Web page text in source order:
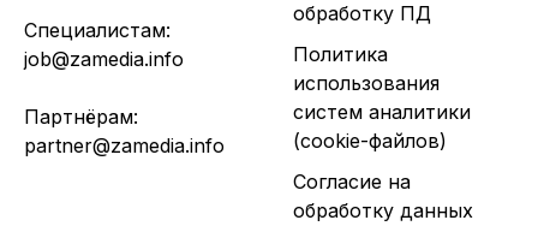
Специалистам:
job@zamedia.info
Партнёрам:
partner@zamedia.info
обработку ПД
Политика
использования
систем аналитики
(cookie-файлов)
Согласие на
обработку данных